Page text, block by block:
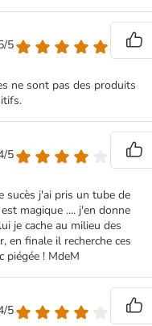
5
ne sont pas des produits
5
sucès j'ai pris un tube de
magique .... j'en donne
je cache au milieu des
en finale il recherche ces
piégée ! MdeM
5